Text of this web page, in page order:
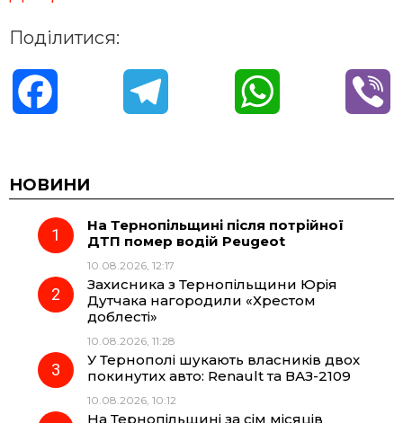
Поділитися:
c
e
o
o
e
g
a
m
t
p
НОВИНИ
На Тернопільщині після потрійної
ДТП помер водій Peugeot
10.08.2026, 12:17
Захисника з Тернопільщини Юрія
Дутчака нагородили «Хрестом
доблесті»
10.08.2026, 11:28
У Тернополі шукають власників двох
покинутих авто: Renault та ВАЗ-2109
10.08.2026, 10:12
На Тернопільщині за сім місяців